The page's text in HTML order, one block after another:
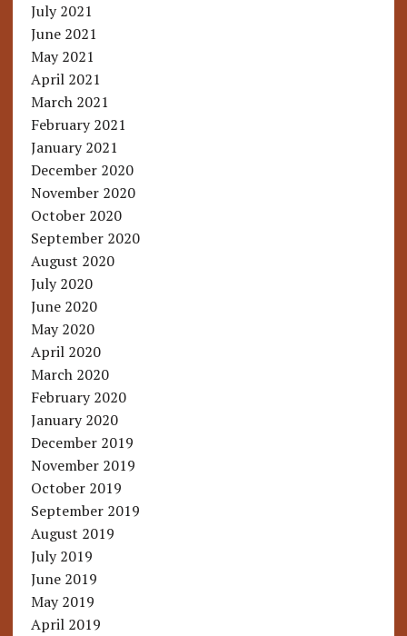
July 2021
June 2021
May 2021
April 2021
March 2021
February 2021
January 2021
December 2020
November 2020
October 2020
September 2020
August 2020
July 2020
June 2020
May 2020
April 2020
March 2020
February 2020
January 2020
December 2019
November 2019
October 2019
September 2019
August 2019
July 2019
June 2019
May 2019
April 2019